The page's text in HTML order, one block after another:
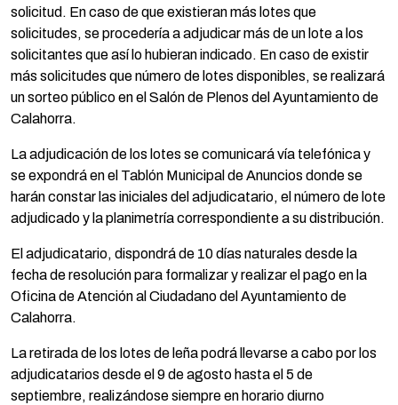
solicitud. En caso de que existieran más lotes que
solicitudes, se procedería a adjudicar más de un lote a los
solicitantes que así lo hubieran indicado. En caso de existir
más solicitudes que número de lotes disponibles, se realizará
un sorteo público en el Salón de Plenos del Ayuntamiento de
Calahorra.
La adjudicación de los lotes se comunicará vía telefónica y
se expondrá en el Tablón Municipal de Anuncios donde se
harán constar las iniciales del adjudicatario, el número de lote
adjudicado y la planimetría correspondiente a su distribución.
El adjudicatario, dispondrá de 10 días naturales desde la
fecha de resolución para formalizar y realizar el pago en la
Oficina de Atención al Ciudadano del Ayuntamiento de
Calahorra.
La retirada de los lotes de leña podrá llevarse a cabo por los
adjudicatarios desde el 9 de agosto hasta el 5 de
septiembre, realizándose siempre en horario diurno